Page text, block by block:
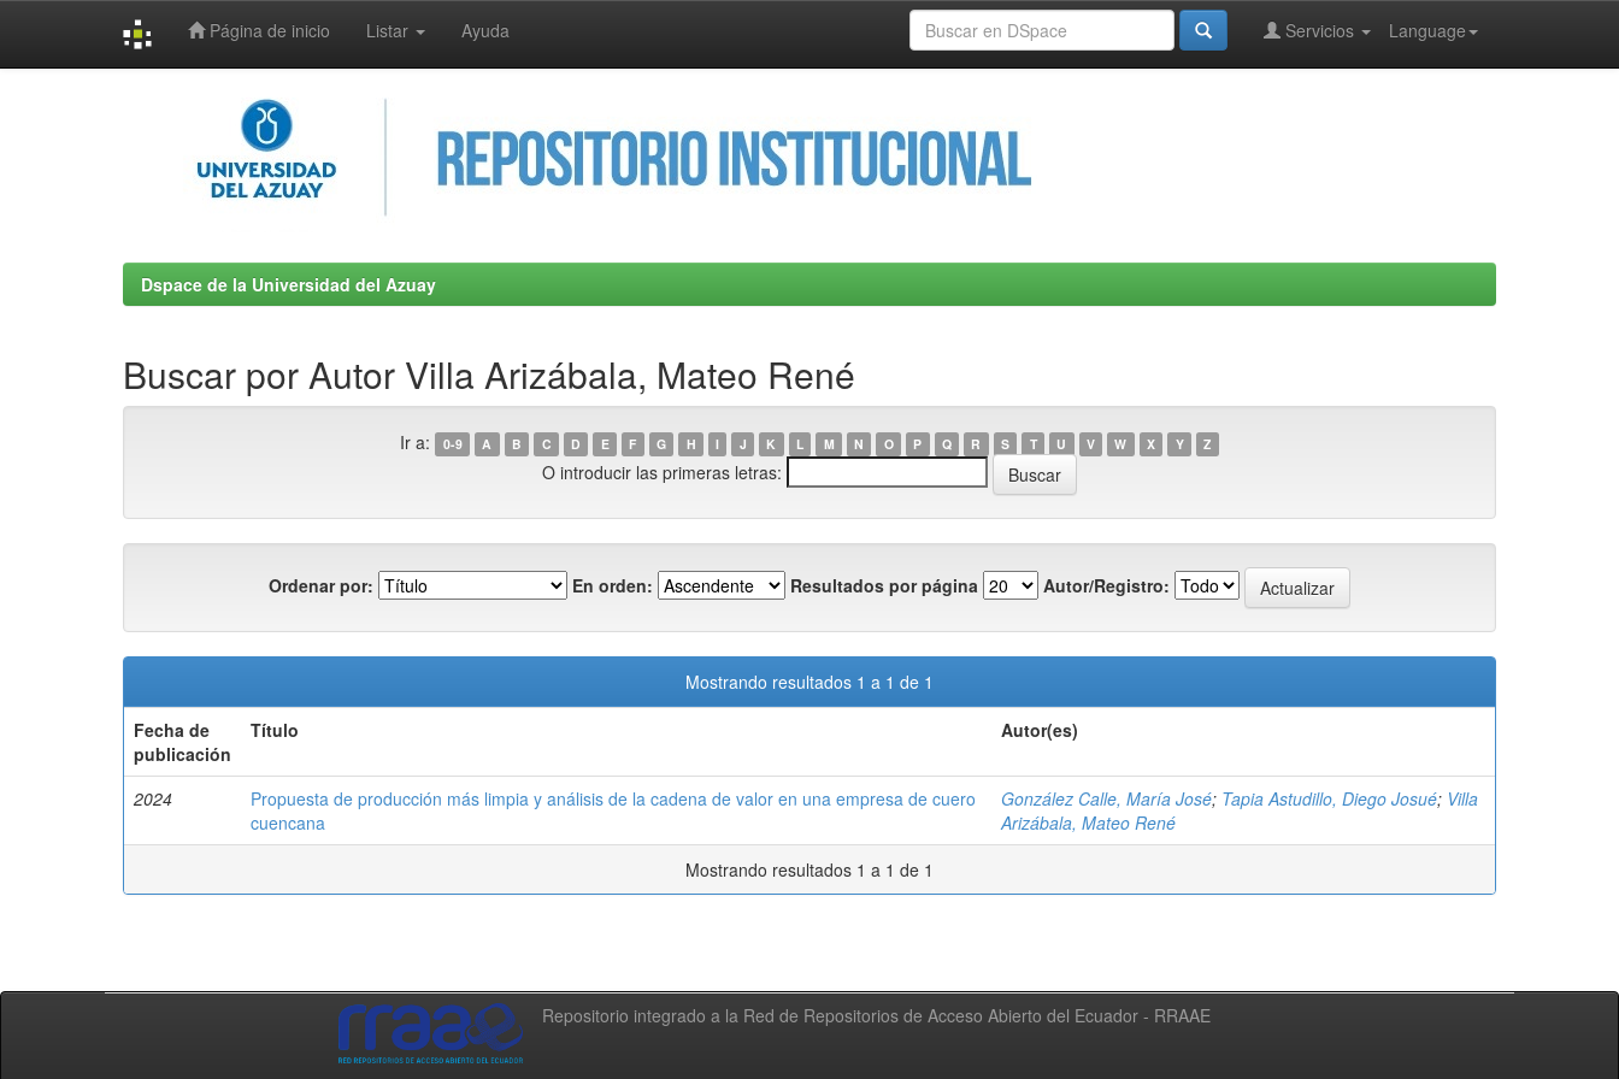
Página de inicio Listar Ayuda Language
Servicios
Dspace de la Universidad del Azuay
Buscar por Autor Villa Arizábala, Mateo René
Ir a: 0-9 A B C D E F G H I J K L M N O P Q R S T U V W X Y Z
O introducir las primeras letras:
Ordenar por: En orden: Resultados por página Autor/Registro:
Mostrando resultados 1 a 1 de 1
Fecha de
publicación
Título Autor(es)
2024
Propuesta de producción más limpia y análisis de la cadena de valor en una empresa de cuero
cuencana
González Calle, María José; Tapia Astudillo, Diego Josué; Villa
Arizábala, Mateo René
Mostrando resultados 1 a 1 de 1
Repositorio integrado a la Red de Repositorios de Acceso Abierto del Ecuador - RRAAE